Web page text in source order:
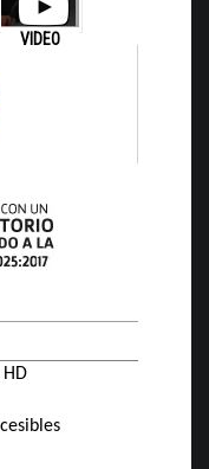
VIDEO